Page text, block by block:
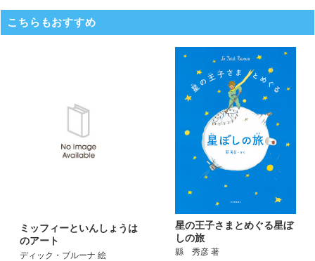
こちらもおすすめ
ミッフィーといんしょうは
のアート
ディック・ブルーナ 絵
星の王子さまとめぐる星ぼ
しの旅
縣 秀彦 著